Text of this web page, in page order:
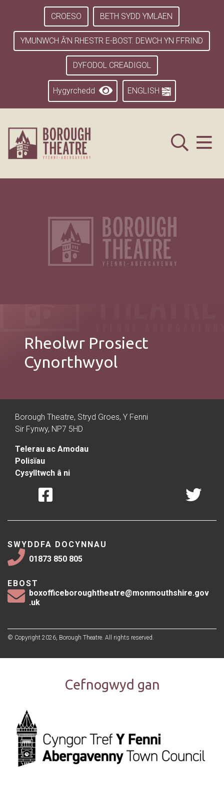
CROESO BETH SYDD YMLAEN
YMUNWCH Â’N RHESTR E-BOST. DEWCH YN FFRIND
DYFODOL CREADIGOL
Hygyrchedd ENGLISH
Rheolwr Prosiect
Cynorthwyol
Borough Theatre, Stryd Groes, Y Fenni
Sir Fynwy, NP7 5HD
Telerau ac Amodau
Polisïau
Cysylltwch â ni
SWYDDFA DOCYNNAU
01873 850 805
EBOST
boxofficeboroughtheatre@monmouthshire.gov
.uk
© Copyright 2026, Borough Theatre. All rights reserved.
Cefnogwyd gan